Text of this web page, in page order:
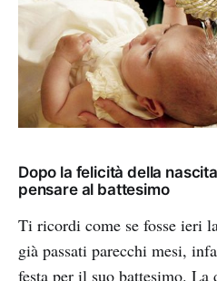
Dopo la felicità della
pensare al battesimo
Ti ricordi come se fosse ieri
già passati parecchi mesi,
festa per il suo battesimo. La